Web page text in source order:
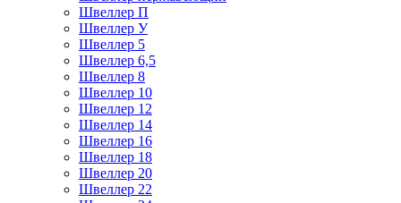
Швеллер П
Швеллер У
Швеллер 5
Швеллер 6,5
Швеллер 8
Швеллер 10
Швеллер 12
Швеллер 14
Швеллер 16
Швеллер 18
Швеллер 20
Швеллер 22